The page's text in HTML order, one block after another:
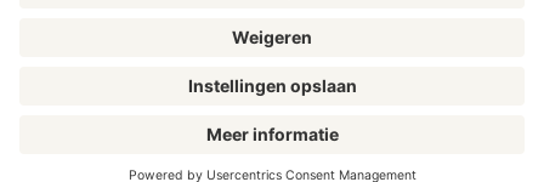
Algemene voorwaardenPrivacy
KlachtenregelingDisclaimerPrivacyinstellingen